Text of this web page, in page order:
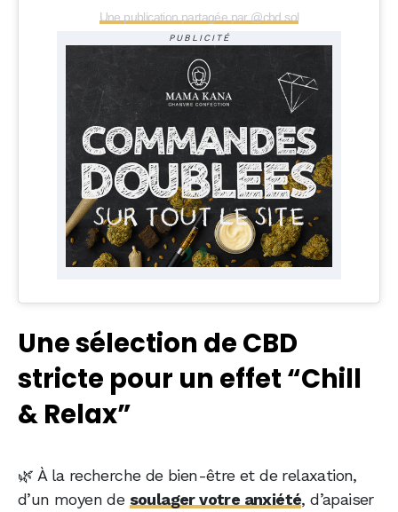
Une publication partagée par @cbd.sol
PUBLICITÉ
Une sélection de CBD
stricte pour un effet “Chill
& Relax”
🌿 À la recherche de bien-être et de relaxation,
d’un moyen de soulager votre anxiété, d’apaiser